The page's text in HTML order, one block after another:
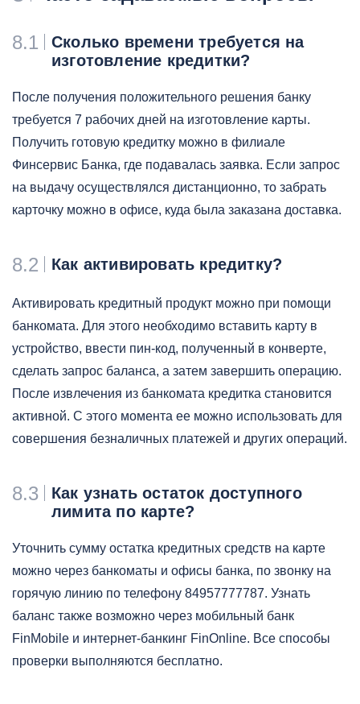
8.1
Сколько времени требуется на
изготовление кредитки?
После получения положительного решения банку
требуется 7 рабочих дней на изготовление карты.
Получить готовую кредитку можно в филиале
Финсервис Банка, где подавалась заявка. Если запрос
на выдачу осуществлялся дистанционно, то забрать
карточку можно в офисе, куда была заказана доставка.
8.2 Как активировать кредитку?
Активировать кредитный продукт можно при помощи
банкомата. Для этого необходимо вставить карту в
устройство, ввести пин-код, полученный в конверте,
сделать запрос баланса, а затем завершить операцию.
После извлечения из банкомата кредитка становится
активной. С этого момента ее можно использовать для
совершения безналичных платежей и других операций.
8.3
Как узнать остаток доступного
лимита по карте?
Уточнить сумму остатка кредитных средств на карте
можно через банкоматы и офисы банка, по звонку на
горячую линию по телефону 84957777787. Узнать
баланс также возможно через мобильный банк
FinMobile и интернет-банкинг FinOnline. Все способы
проверки выполняются бесплатно.